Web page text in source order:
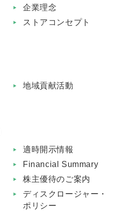
企業理念
ストアコンセプト
地域貢献活動
適時開示情報
Financial Summary
株主優待のご案内
ディスクロージャー・
ポリシー